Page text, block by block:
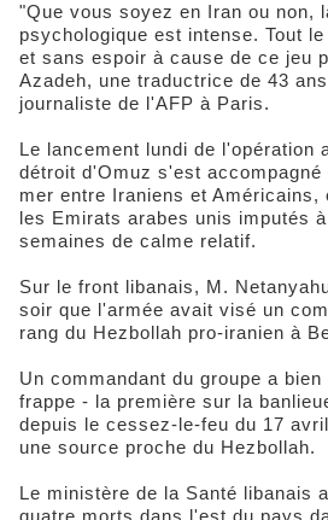
"Que vous soyez en Iran ou non,
psychologique est intense. Tout
et sans espoir à cause de ce jeu
Azadeh, une traductrice de 43
journaliste de l'AFP à Paris.
Le lancement lundi de l'opération
détroit d'Omuz s'est accompagné
mer entre Iraniens et Américains,
les Emirats arabes unis imputés
semaines de calme relatif.
Sur le front libanais, M.
soir que l'armée avait visé un
rang du Hezbollah pro-iranien à
Un commandant du groupe a
frappe - la première sur la
depuis le cessez-le-feu du 17
une source proche du Hezbollah.
Le ministère de la Santé libanais